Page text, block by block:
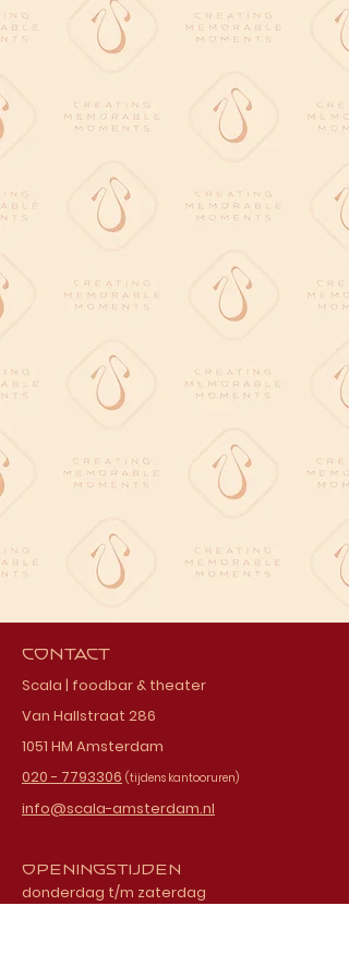
Contact
Scala | foodbar & theater
Van Hallstraat 286
1051 HM Amsterdam
020 - 7793306 (tijdens kantooruren)
info@scala-amsterdam.nl
Openingstijden
donderdag t/m zaterdag